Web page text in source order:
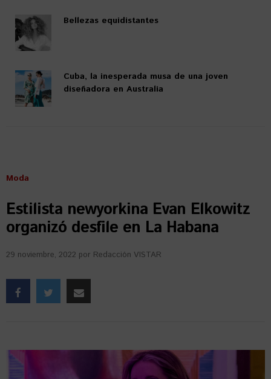
Bellezas equidistantes
Cuba, la inesperada musa de una joven
diseñadora en Australia
Moda
Estilista newyorkina Evan Elkowitz
organizó desfile en La Habana
29 noviembre, 2022 por Redacción VISTAR